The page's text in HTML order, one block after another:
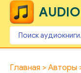
Главная Авторы